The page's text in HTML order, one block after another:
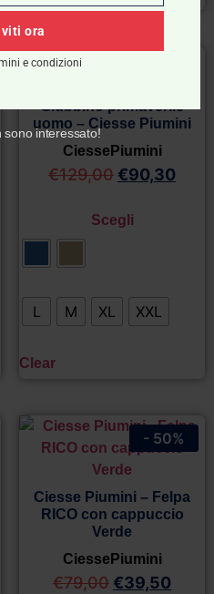
Giubbino primaverile
uomo – Ciesse Piumini
CiessePiumini
€129,00 €90,30
Scegli
L M XL XXL
Clear
Ciesse Piumini – Felpa
RICO con cappuccio
Verde
CiessePiumini
€79,00 €39,50
- 50%
ora
e condizioni
sono interessato!